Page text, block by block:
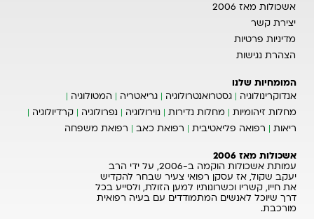
אשכולות מאז 2006
יצירת קשר
מדיניות פרטיות
הצהרת נגישות
המומחיות שלנו
אנדוקרינולוגיה
גסטרואנטרולוגיה גריאטריה
המטולוגיה
מחלות זיהומיות
מחלות נדירות נוירולוגיה נפרולוגיה
קרדיולוגיה
ריאות
רפואה פליאטיבית רפואת כאב רפואת משפחה
אשכולות מאז 2006
עמותת אשכולות הוקמה ב-2006, על ידי הרב
יעקב שקול, אז עסקן רפואי צעיר שבחר להקדיש
את חייו, קשריו וכשרונותיו למען הזולת, ולסייע בכל
דרך שיוכל לאנשים המתמודדים עם בעיה רפואית
מורכבת.